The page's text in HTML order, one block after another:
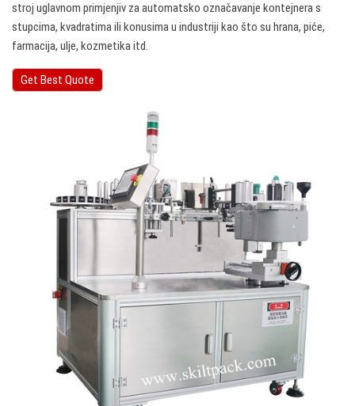
stroj uglavnom primjenjiv za automatsko označavanje kontejnera s
stupcima, kvadratima ili konusima u industriji kao što su hrana, piće,
farmacija, ulje, kozmetika itd.
Get Best Quote